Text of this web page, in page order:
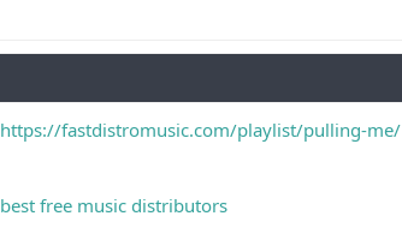
https://fastdistromusic.com/playlist/pulling-me/
best free music distributors